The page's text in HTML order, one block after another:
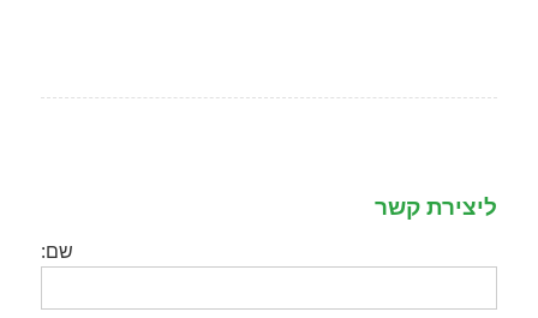
ליצירת קשר
שם: